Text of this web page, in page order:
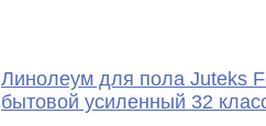
Линолеум для пола Juteks
бытовой усиленный 32